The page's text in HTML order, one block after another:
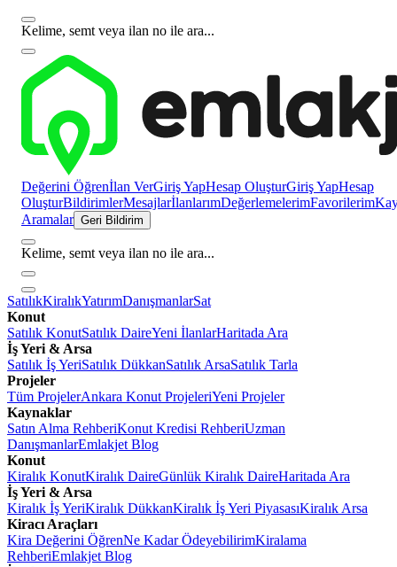
Kelime, semt veya ilan no ile ara...
Değerini Öğrenİlan VerGiriş YapHesap OluşturGiriş YapHesap
OluşturBildirimlerMesajlarİlanlarımDeğerlemelerimFavorilerim
Aramalar Geri Bildirim
Kelime, semt veya ilan no ile ara...
SatılıkKiralıkYatırımDanışmanlarSat
Konut
Satılık KonutSatılık DaireYeni İlanlarHaritada Ara
İş Yeri & Arsa
Satılık İş YeriSatılık DükkanSatılık ArsaSatılık Tarla
Projeler
Tüm ProjelerAnkara Konut ProjeleriYeni Projeler
Kaynaklar
Satın Alma RehberiKonut Kredisi RehberiUzman
DanışmanlarEmlakjet Blog
Konut
Kiralık KonutKiralık DaireGünlük Kiralık DaireHaritada Ara
İş Yeri & Arsa
Kiralık İş YeriKiralık DükkanKiralık İş Yeri PiyasasıKiralık Arsa
Kiracı Araçları
Kira Değerini ÖğrenNe Kadar ÖdeyebilirimKiralama
RehberiEmlakjet Blog